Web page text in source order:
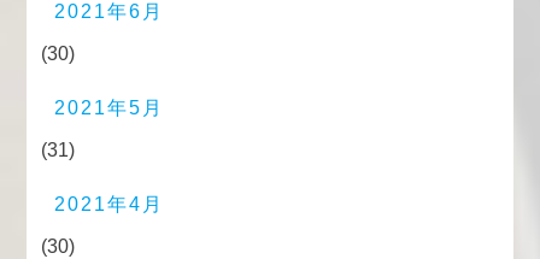
2021年6月
(30)
2021年5月
(31)
2021年4月
(30)